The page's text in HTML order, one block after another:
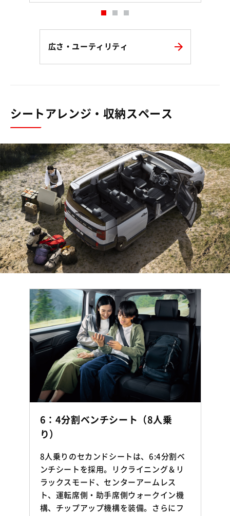
広さ・ユーティリティ
シートアレンジ・収納スペース
6：4分割ベンチシート（8人乗
り）
8人乗りのセカンドシートは、6:4分割ベ
ンチシートを採用。リクライニング＆リ
ラックスモード、センターアームレス
ト、運転席側・助手席側ウォークイン機
構、チップアップ機構を装備。さらにフ